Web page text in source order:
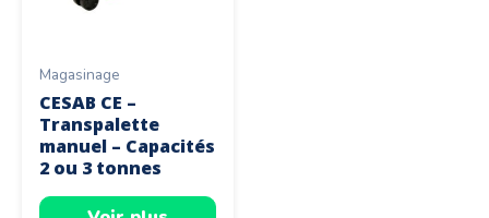
Magasinage
CESAB CE –
Transpalette
manuel – Capacités
2 ou 3 tonnes